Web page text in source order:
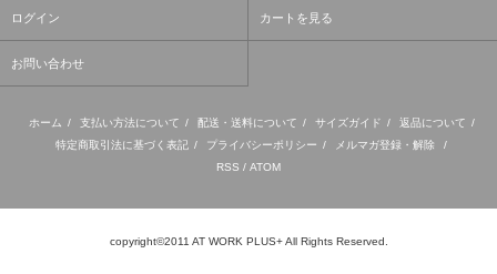
ログイン カートを見る
お問い合わせ
ホーム / 支払い方法について / 配送・送料について / サイズガイド / 返品について /
特定商取引法に基づく表記 / プライバシーポリシー / メルマガ登録・解除
/
RSS / ATOM
copyright©2011 AT WORK PLUS+ All Rights Reserved.